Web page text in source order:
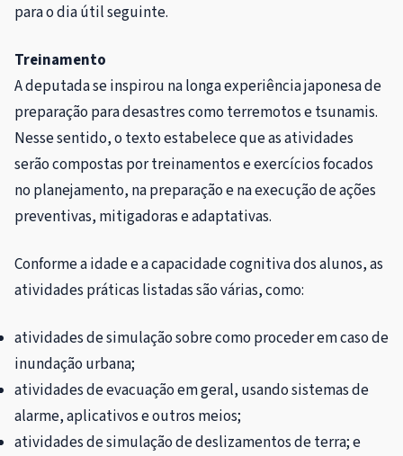
para o dia útil seguinte.
Treinamento
A deputada se inspirou na longa experiência japonesa de
preparação para desastres como terremotos e tsunamis.
Nesse sentido, o texto estabelece que as atividades
serão compostas por treinamentos e exercícios focados
no planejamento, na preparação e na execução de ações
preventivas, mitigadoras e adaptativas.
Conforme a idade e a capacidade cognitiva dos alunos, as
atividades práticas listadas são várias, como:
atividades de simulação sobre como proceder em caso de
inundação urbana;
atividades de evacuação em geral, usando sistemas de
alarme, aplicativos e outros meios;
atividades de simulação de deslizamentos de terra; e